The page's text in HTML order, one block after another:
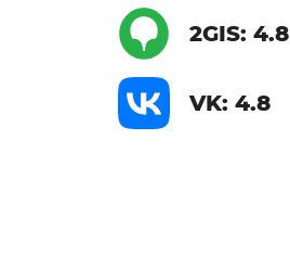
2GIS: 4.8
VK: 4.8